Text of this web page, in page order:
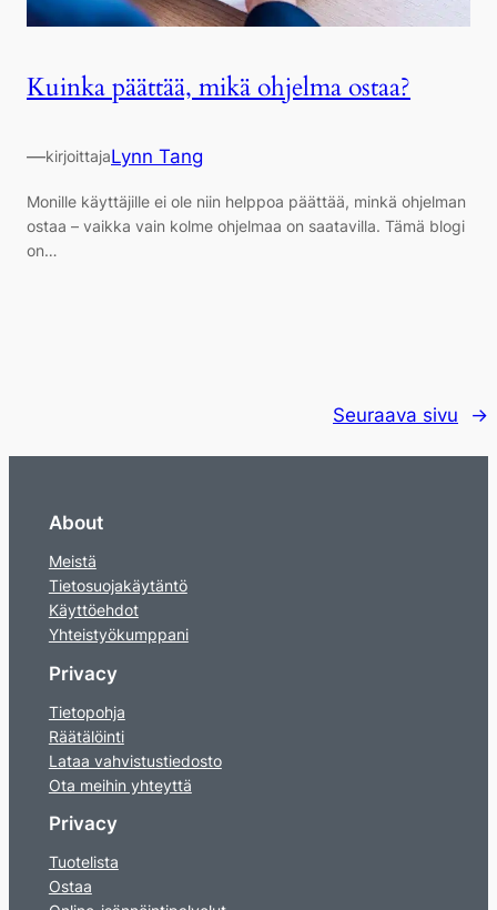
Kuinka päättää, mikä ohjelma ostaa?
—kirjoittajaLynn Tang
Monille käyttäjille ei ole niin helppoa päättää, minkä ohjelman
ostaa – vaikka vain kolme ohjelmaa on saatavilla. Tämä blogi
on…
Seuraava sivu →
About
Meistä
Tietosuojakäytäntö
Käyttöehdot
Yhteistyökumppani
Privacy
Tietopohja
Räätälöinti
Lataa vahvistustiedosto
Ota meihin yhteyttä
Privacy
Tuotelista
Ostaa